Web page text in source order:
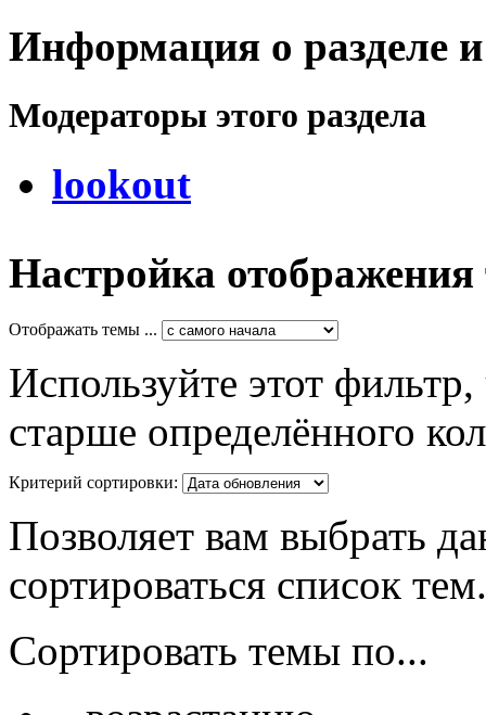
Информация о разделе
Модераторы этого раздела
lookout
Настройка отображения
Отображать темы ...
Используйте этот
старше определённого
Критерий сортировки:
Позволяет вам выбрать
сортироваться список тем.
Сортировать темы по...